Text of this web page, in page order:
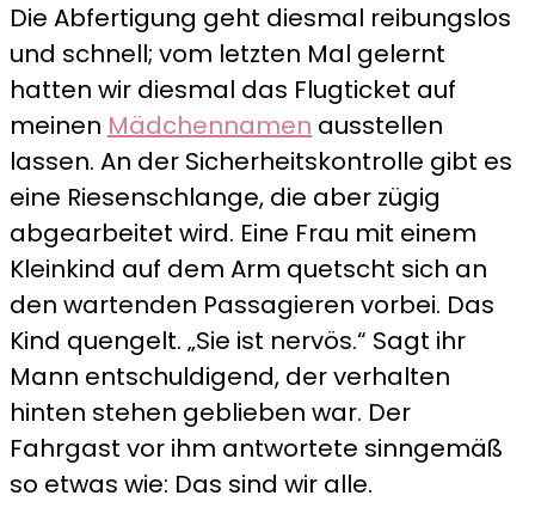
Die Abfertigung geht diesmal reibungslos
und schnell; vom letzten Mal gelernt
hatten wir diesmal das Flugticket auf
meinen Mädchennamen ausstellen
lassen. An der Sicherheitskontrolle gibt es
eine Riesenschlange, die aber zügig
abgearbeitet wird. Eine Frau mit einem
Kleinkind auf dem Arm quetscht sich an
den wartenden Passagieren vorbei. Das
Kind quengelt. „Sie ist nervös.“ Sagt ihr
Mann entschuldigend, der verhalten
hinten stehen geblieben war. Der
Fahrgast vor ihm antwortete sinngemäß
so etwas wie: Das sind wir alle.